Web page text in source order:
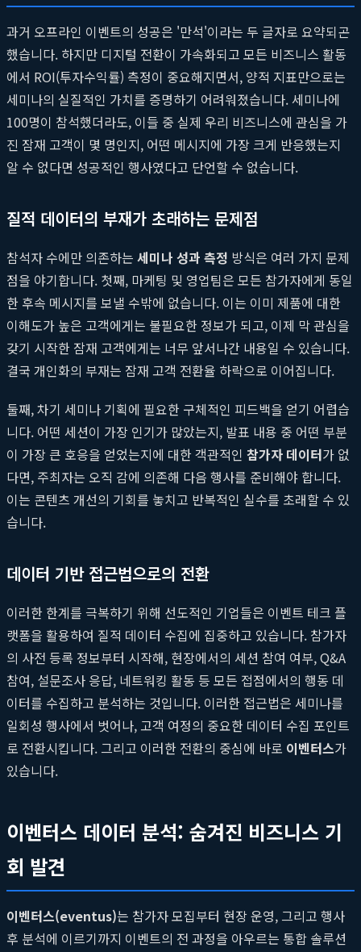
과거 오프라인 이벤트의 성공은 '만석'이라는 두 글자로 요약되곤
했습니다. 하지만 디지털 전환이 가속화되고 모든 비즈니스 활동
에서 ROI(투자수익률) 측정이 중요해지면서, 양적 지표만으로는
세미나의 실질적인 가치를 증명하기 어려워졌습니다. 세미나에
100명이 참석했더라도, 이들 중 실제 우리 비즈니스에 관심을 가
진 잠재 고객이 몇 명인지, 어떤 메시지에 가장 크게 반응했는지
알 수 없다면 성공적인 행사였다고 단언할 수 없습니다.
질적 데이터의 부재가 초래하는 문제점
참석자 수에만 의존하는 세미나 성과 측정 방식은 여러 가지 문제
점을 야기합니다. 첫째, 마케팅 및 영업팀은 모든 참가자에게 동일
한 후속 메시지를 보낼 수밖에 없습니다. 이는 이미 제품에 대한
이해도가 높은 고객에게는 불필요한 정보가 되고, 이제 막 관심을
갖기 시작한 잠재 고객에게는 너무 앞서나간 내용일 수 있습니다.
결국 개인화의 부재는 잠재 고객 전환율 하락으로 이어집니다.
둘째, 차기 세미나 기획에 필요한 구체적인 피드백을 얻기 어렵습
니다. 어떤 세션이 가장 인기가 많았는지, 발표 내용 중 어떤 부분
이 가장 큰 호응을 얻었는지에 대한 객관적인 참가자 데이터가 없
다면, 주최자는 오직 감에 의존해 다음 행사를 준비해야 합니다.
이는 콘텐츠 개선의 기회를 놓치고 반복적인 실수를 초래할 수 있
습니다.
데이터 기반 접근법으로의 전환
이러한 한계를 극복하기 위해 선도적인 기업들은 이벤트 테크 플
랫폼을 활용하여 질적 데이터 수집에 집중하고 있습니다. 참가자
의 사전 등록 정보부터 시작해, 현장에서의 세션 참여 여부, Q&A
참여, 설문조사 응답, 네트워킹 활동 등 모든 접점에서의 행동 데
이터를 수집하고 분석하는 것입니다. 이러한 접근법은 세미나를
일회성 행사에서 벗어나, 고객 여정의 중요한 데이터 수집 포인트
로 전환시킵니다. 그리고 이러한 전환의 중심에 바로 이벤터스가
있습니다.
이벤터스 데이터 분석: 숨겨진 비즈니스 기
회 발견
이벤터스(eventus)는 참가자 모집부터 현장 운영, 그리고 행사
후 분석에 이르기까지 이벤트의 전 과정을 아우르는 통합 솔루션